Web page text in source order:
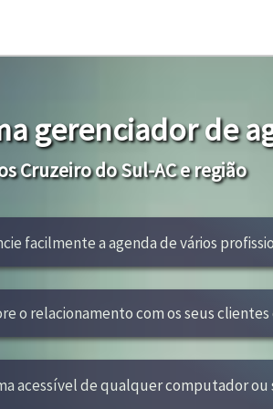
gerenciador de
Cruzeiro do Sul-AC e região
facilmente a agenda de vários
o relacionamento com os seus clientes
acessível de qualquer computador